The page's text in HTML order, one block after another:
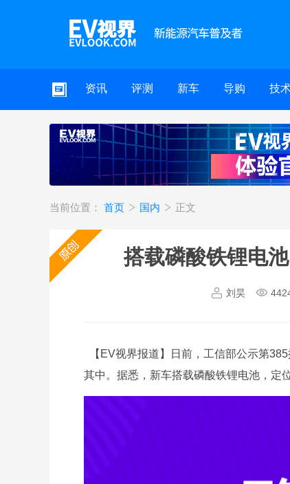
资讯 评测 新车 导购 技
当前位置： 首页 国内 正文
搭载磷酸铁锂电
刘昊
【EV视界报道】日前，工信部公示第
其中。据悉，新车搭载磷酸铁锂电池，定